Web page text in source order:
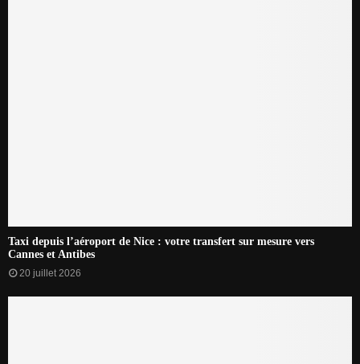
Taxi depuis l’aéroport de Nice : votre transfert sur mesure vers
Cannes et Antibes
20 juillet 2026